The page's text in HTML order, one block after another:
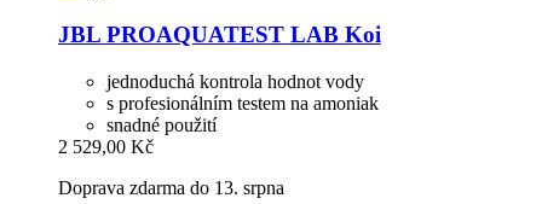
JBL PROAQUATEST LAB Koi
jednoduchá kontrola hodnot vody
s profesionálním testem na amoniak
snadné použití
2 529,00 Kč
Doprava zdarma do 13. srpna